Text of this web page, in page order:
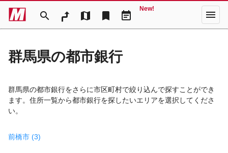
search map bookmark event_note
New! menu
群馬県の都市銀行
群馬県の都市銀行をさらに市区町村で絞り込んで探すことができ
ます。住所一覧から都市銀行を探したいエリアを選択してくださ
い。
前橋市 (3)